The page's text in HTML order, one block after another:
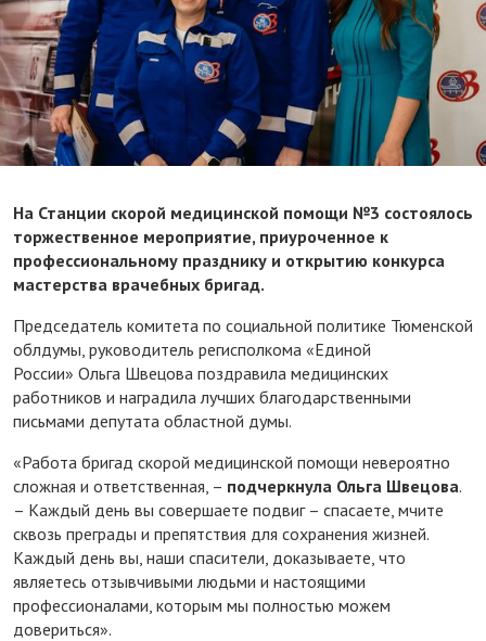
На Станции скорой медицинской помощи №3 состоялось
торжественное мероприятие, приуроченное к
профессиональному празднику и открытию конкурса
мастерства врачебных бригад.
Председатель комитета по социальной политике Тюменской
облдумы, руководитель регисполкома «Единой
России» Ольга Швецова поздравила медицинских
работников и наградила лучших благодарственными
письмами депутата областной думы.
«Работа бригад скорой медицинской помощи невероятно
сложная и ответственная, – подчеркнула Ольга Швецова.
– Каждый день вы совершаете подвиг – спасаете, мчите
сквозь преграды и препятствия для сохранения жизней.
Каждый день вы, наши спасители, доказываете, что
являетесь отзывчивыми людьми и настоящими
профессионалами, которым мы полностью можем
довериться».